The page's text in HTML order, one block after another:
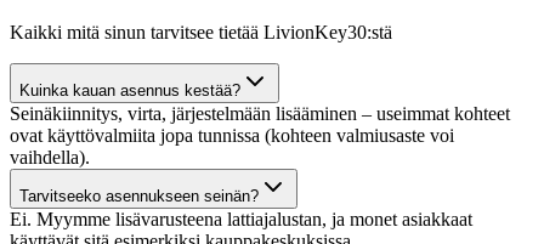
Kaikki mitä sinun tarvitsee tietää LivionKey30:stä
Kuinka kauan asennus kestää?
Seinäkiinnitys, virta, järjestelmään lisääminen – useimmat kohteet
ovat käyttövalmiita jopa tunnissa (kohteen valmiusaste voi
vaihdella).
Tarvitseeko asennukseen seinän?
Ei. Myymme lisävarusteena lattiajalustan, ja monet asiakkaat